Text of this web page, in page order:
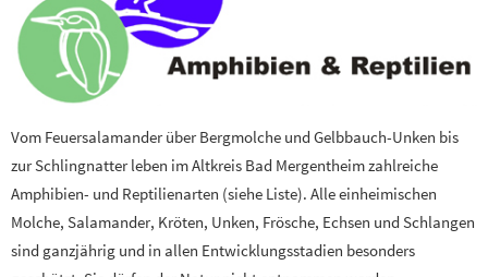
Vom Feuersalamander über Bergmolche und Gelbbauch-Unken bis
zur Schlingnatter leben im Altkreis Bad Mergentheim zahlreiche
Amphibien- und Reptilienarten (siehe Liste). Alle einheimischen
Molche, Salamander, Kröten, Unken, Frösche, Echsen und Schlangen
sind ganzjährig und in allen Entwicklungsstadien besonders